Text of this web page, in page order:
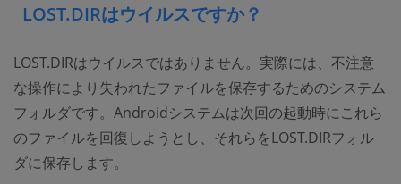
LOST.DIRはウイルスですか？
LOST.DIRはウイルスではありません。実際には、不注意
な操作により失われたファイルを保存するためのシステム
フォルダです。Androidシステムは次回の起動時にこれら
のファイルを回復しようとし、それらをLOST.DIRフォル
ダに保存します。